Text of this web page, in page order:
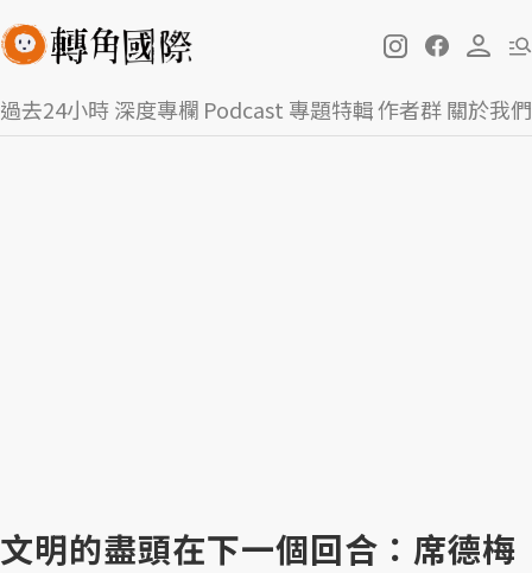
過去24小時深度專欄 Podcast 專題特輯作者群關於我們
文明的盡頭在下一個回合：席德梅